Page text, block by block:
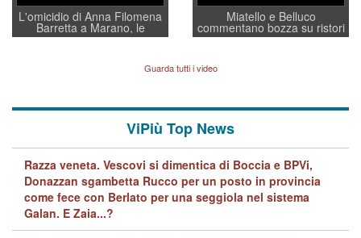
L'omicidio di Anna Filomena
Barretta a Marano, le
indagini dei carabinieri di
Lavarra: più avvincenti di
quelle di... Barbara D'Urso
Miatello e Belluco
commentano bozza su ristori
BPVi e Veneto Banca
Guarda tutti i video
ViPiù Top News
Razza veneta. Vescovi si dimentica di Boccia e BPVi,
Donazzan sgambetta Rucco per un posto in provincia
come fece con Berlato per una seggiola nel sistema
Galan. E Zaia...?